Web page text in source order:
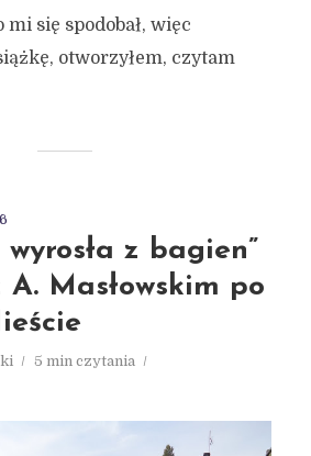
się spodobał, więc
otworzyłem, czytam
z bagien”
A. Masłowskim po
5 min czytania